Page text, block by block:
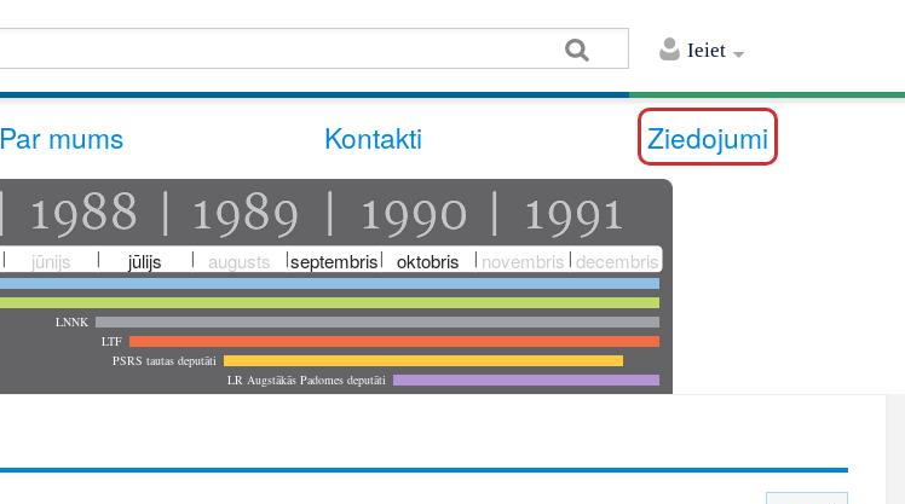
Ieiet
Par mums Kontakti Ziedojumi
jūnijs jūlijs augusts septembris oktobris novembris decembris
LNNK
LTF
PSRS tautas deputāti
LR Augstākās Padomes deputāti